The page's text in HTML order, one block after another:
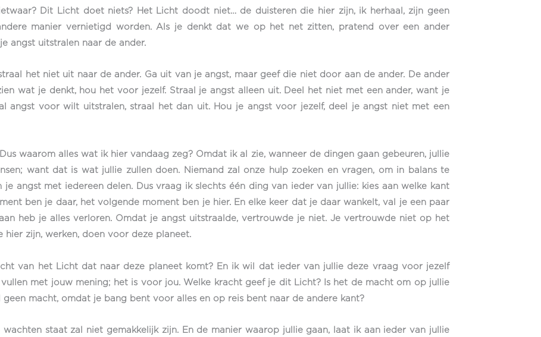
Dit Licht doet niets? Het Licht doodt niet… de duisteren die hier zijn, ik herhaal, zijn geen
manier vernietigd worden. Als je denkt dat we op het net zitten, pratend over een ander
angst uitstralen naar de ander.
het niet uit naar de ander. Ga uit van je angst, maar geef die niet door aan de ander. De ander
wat je denkt, hou het voor jezelf. Straal je angst alleen uit. Deel het niet met een ander, want je
angst voor wilt uitstralen, straal het dan uit. Hou je angst voor jezelf, deel je angst niet met een
waarom alles wat ik hier vandaag zeg? Omdat ik al zie, wanneer de dingen gaan gebeuren, jullie
want dat is wat jullie zullen doen. Niemand zal onze hulp zoeken en vragen, om in balans te
angst met iedereen delen. Dus vraag ik slechts één ding van ieder van jullie: kies aan welke kant
ben je daar, het volgende moment ben je hier. En elke keer dat je daar wankelt, val je een paar
heb je alles verloren. Omdat je angst uitstraalde, vertrouwde je niet. Je vertrouwde niet op het
zijn, werken, doen voor deze planeet.
van het Licht dat naar deze planeet komt? En ik wil dat ieder van jullie deze vraag voor jezelf
met jouw mening; het is voor jou. Welke kracht geef je dit Licht? Is het de macht om op jullie
macht, omdat je bang bent voor alles en op reis bent naar de andere kant?
staat zal niet gemakkelijk zijn. En de manier waarop jullie gaan, laat ik aan ieder van jullie